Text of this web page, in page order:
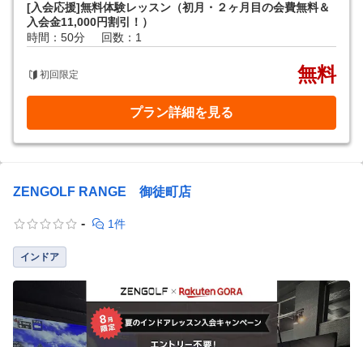
[入会応援]無料体験レッスン（初月・２ヶ月目の会費無料＆
入会金11,000円割引！）
時間：50分
回数：1
初回限定 無料
プラン詳細を見る
ZENGOLF RANGE 御徒町店
- 1件
インドア